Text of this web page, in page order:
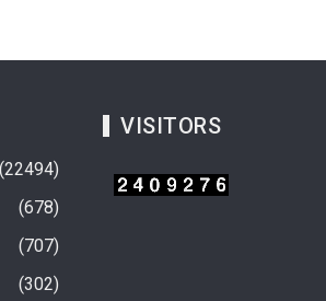
22494
678
707
302
VISITORS